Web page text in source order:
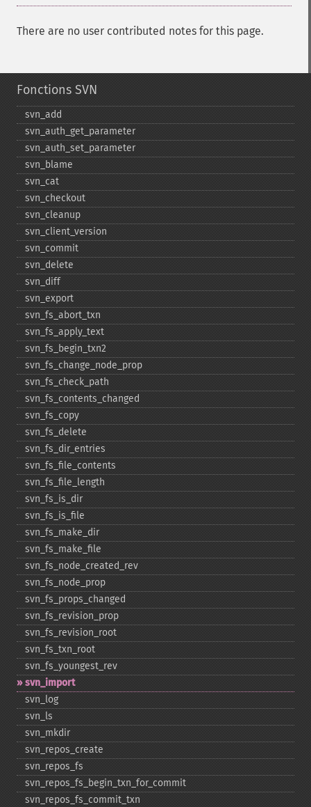
There are no user contributed notes for this page.
Fonctions SVN
svn_​add
svn_​auth_​get_​parameter
svn_​auth_​set_​parameter
svn_​blame
svn_​cat
svn_​checkout
svn_​cleanup
svn_​client_​version
svn_​commit
svn_​delete
svn_​diff
svn_​export
svn_​fs_​abort_​txn
svn_​fs_​apply_​text
svn_​fs_​begin_​txn2
svn_​fs_​change_​node_​prop
svn_​fs_​check_​path
svn_​fs_​contents_​changed
svn_​fs_​copy
svn_​fs_​delete
svn_​fs_​dir_​entries
svn_​fs_​file_​contents
svn_​fs_​file_​length
svn_​fs_​is_​dir
svn_​fs_​is_​file
svn_​fs_​make_​dir
svn_​fs_​make_​file
svn_​fs_​node_​created_​rev
svn_​fs_​node_​prop
svn_​fs_​props_​changed
svn_​fs_​revision_​prop
svn_​fs_​revision_​root
svn_​fs_​txn_​root
svn_​fs_​youngest_​rev
svn_​import
svn_​log
svn_​ls
svn_​mkdir
svn_​repos_​create
svn_​repos_​fs
svn_​repos_​fs_​begin_​txn_​for_​commit
svn_​repos_​fs_​commit_​txn